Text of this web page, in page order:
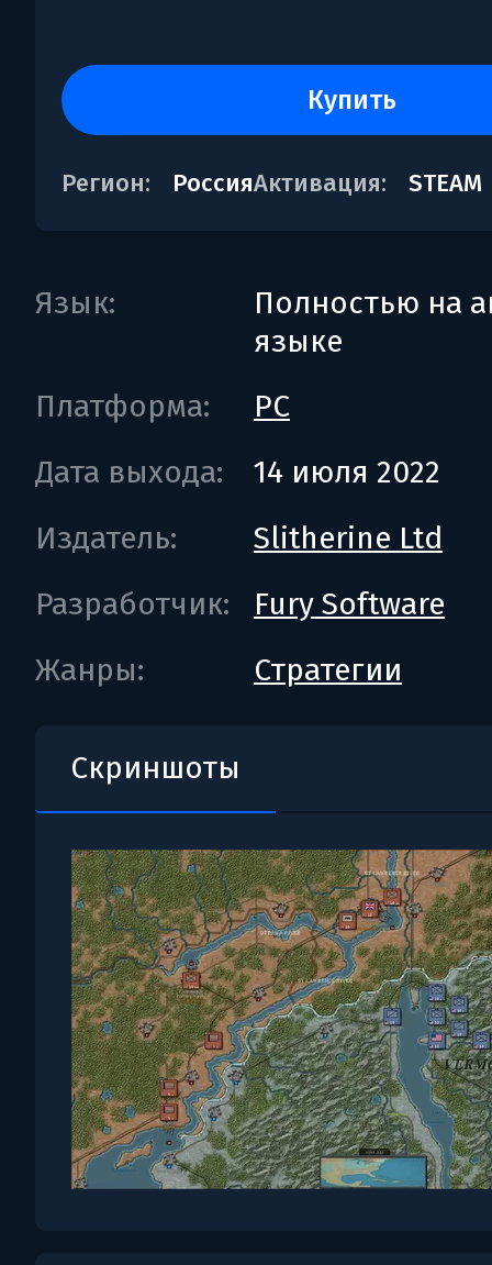
купить
Регион: РоссияАктивация: STEAM
Язык:
Полностью на
языке
Платформа:
PC
Дата выхода:
14 июля 2022
Издатель:
Slitherine Ltd
Разработчик:
Fury Software
Жанры:
Стратегии
Скриншоты